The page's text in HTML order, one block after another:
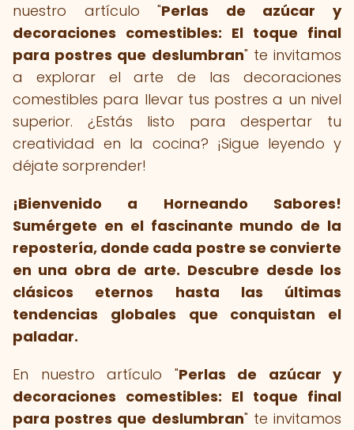
nuestro artículo "Perlas de azúcar y
decoraciones comestibles: El toque final
para postres que deslumbran" te invitamos
a explorar el arte de las decoraciones
comestibles para llevar tus postres a un nivel
superior. ¿Estás listo para despertar tu
creatividad en la cocina? ¡Sigue leyendo y
déjate sorprender!
¡Bienvenido a Horneando Sabores!
Sumérgete en el fascinante mundo de la
repostería, donde cada postre se convierte
en una obra de arte. Descubre desde los
clásicos eternos hasta las últimas
tendencias globales que conquistan el
paladar.
En nuestro artículo "Perlas de azúcar y
decoraciones comestibles: El toque final
para postres que deslumbran" te invitamos